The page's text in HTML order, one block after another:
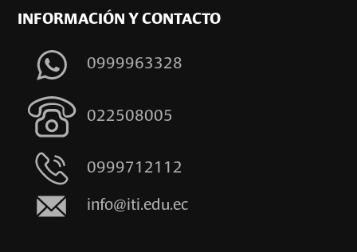
INFORMACIÓN Y CONTACTO
0999963328
022508005
0999712112
info@iti.edu.ec